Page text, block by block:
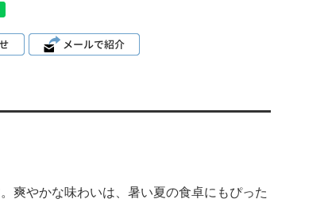
爽やかな味わいは、暑い夏の食卓にもぴった